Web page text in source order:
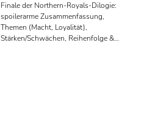
Finale der Northern-Royals-Dilogie:
spoilerarme Zusammenfassung,
Themen (Macht, Loyalität),
Stärken/Schwächen, Reihenfolge &